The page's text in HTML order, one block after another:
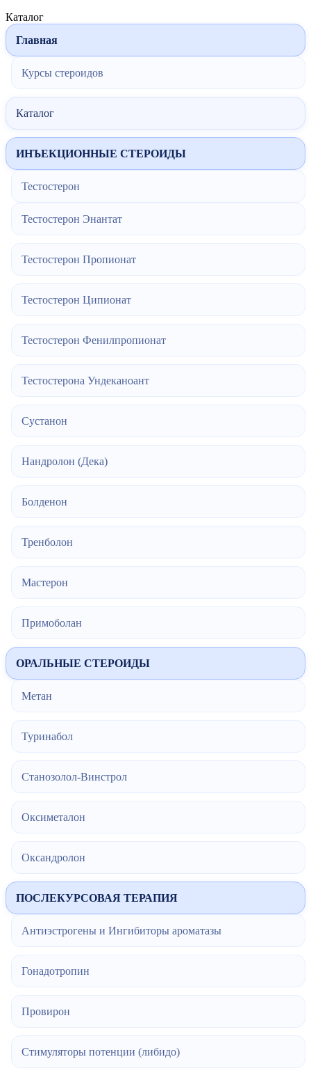
Каталог
Главная
Курсы стероидов
Каталог
ИНЪЕКЦИОННЫЕ СТЕРОИДЫ
Тестостерон
Тестостерон Энантат
Тестостерон Пропионат
Тестостерон Ципионат
Тестостерон Фенилпропионат
Тестостерона Ундеканоант
Сустанон
Нандролон (Дека)
Болденон
Тренболон
Мастерон
Примоболан
ОРАЛЬНЫЕ СТЕРОИДЫ
Метан
Туринабол
Станозолол-Винстрол
Оксиметалон
Оксандролон
ПОСЛЕКУРСОВАЯ ТЕРАПИЯ
Антиэстрогены и Ингибиторы ароматазы
Гонадотропин
Провирон
Стимуляторы потенции (либидо)